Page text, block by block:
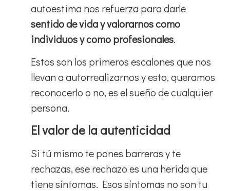
autoestima nos refuerza para darle
sentido de vida y valorarnos como
individuosy como profesionales.
Estos son los primeros escalones que nos
llevan a autorrealizarnos y esto, queramos
reconocerlo o no, es el sueño de cualquier
persona.
El valor de la autenticidad
Si tú mismo te pones barreras y te
rechazas, ese rechazo es una herida que
tiene síntomas. Esos síntomas no son tu